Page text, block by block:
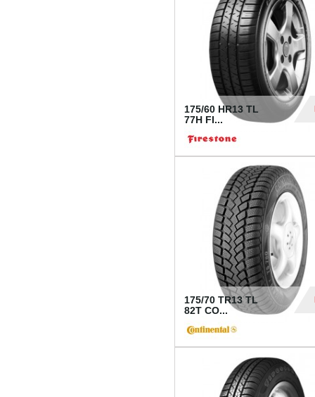
175/60 HR13 TL
77H FI...
175/70 TR13 TL
82T CO...